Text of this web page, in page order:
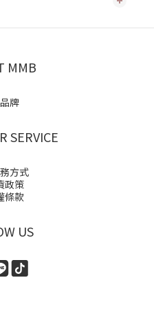
MMB
牌
SERVICE
方式
政策
條款
US